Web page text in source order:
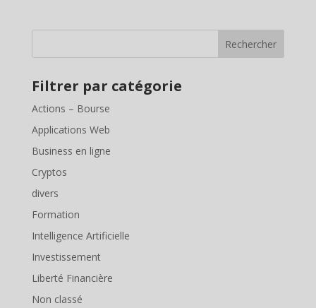
Rechercher
Filtrer par catégorie
Actions – Bourse
Applications Web
Business en ligne
Cryptos
divers
Formation
Intelligence Artificielle
Investissement
Liberté Financière
Non classé